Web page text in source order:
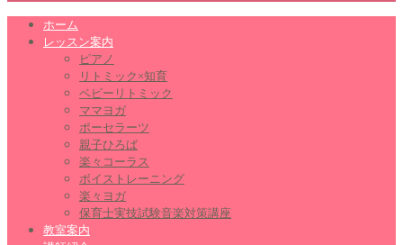
ホーム
レッスン案内
ピアノ
リトミック×知育
ベビーリトミック
ママヨガ
ポーセラーツ
親子ひろば
楽々コーラス
ボイストレーニング
楽々ヨガ
保育士実技試験音楽対策講座
教室案内